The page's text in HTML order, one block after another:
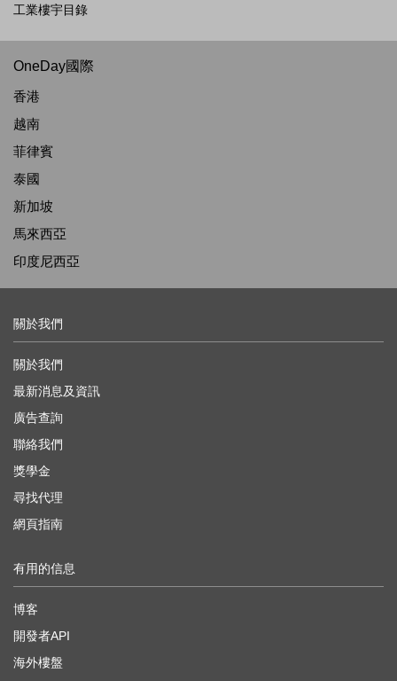
工業樓宇目錄
OneDay國際
香港
越南
菲律賓
泰國
新加坡
馬來西亞
印度尼西亞
關於我們
關於我們
最新消息及資訊
廣告查詢
聯絡我們
獎學金
尋找代理
網頁指南
有用的信息
博客
開發者API
海外樓盤